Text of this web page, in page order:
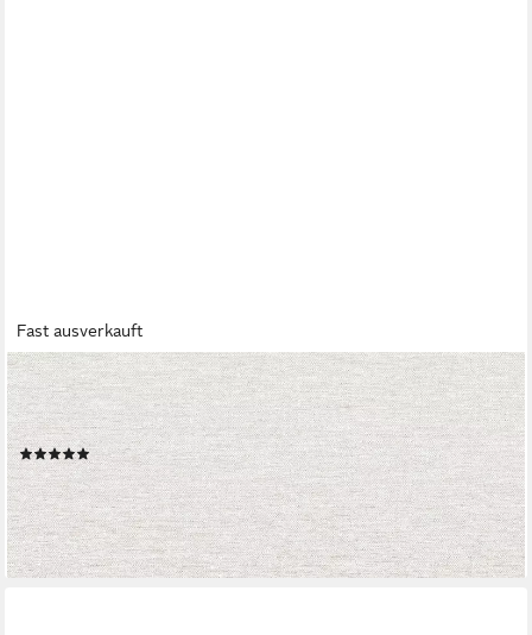
Fast ausverkauft
SUPERFRESCO EASY
Vliestapete Heritage Texture, glatt, kariert, (1 St), Grau -
10mx52cm
(1)
31,99 € UVP36,95 €
(6,04 €/ 1 qm)
-13%
lieferbar - in 2-3 Werktagen bei dir